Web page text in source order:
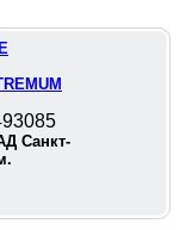
Санкт-